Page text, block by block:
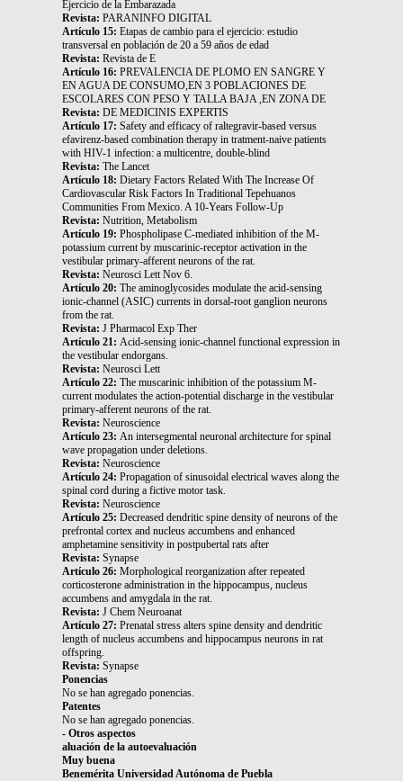
Ejercicio de la Embarazada
Revista: PARANINFO DIGITAL
Artículo 15: Etapas de cambio para el ejercicio: estudio
transversal en población de 20 a 59 años de edad
Revista: Revista de E
Artículo 16: PREVALENCIA DE PLOMO EN SANGRE Y
EN AGUA DE CONSUMO,EN 3 POBLACIONES DE
ESCOLARES CON PESO Y TALLA BAJA ,EN ZONA DE
Revista: DE MEDICINIS EXPERTIS
Artículo 17: Safety and efficacy of raltegravir-based versus
efavirenz-based combination therapy in tratment-naive patients
with HIV-1 infection: a multicentre, double-blind
Revista: The Lancet
Artículo 18: Dietary Factors Related With The Increase Of
Cardiovascular Risk Factors In Traditional Tepehuanos
Communities From Mexico. A 10-Years Follow-Up
Revista: Nutrition, Metabolism
Artículo 19: Phospholipase C-mediated inhibition of the M-
potassium current by muscarinic-receptor activation in the
vestibular primary-afferent neurons of the rat.
Revista: Neurosci Lett Nov 6.
Artículo 20: The aminoglycosides modulate the acid-sensing
ionic-channel (ASIC) currents in dorsal-root ganglion neurons
from the rat.
Revista: J Pharmacol Exp Ther
Artículo 21: Acid-sensing ionic-channel functional expression in
the vestibular endorgans.
Revista: Neurosci Lett
Artículo 22: The muscarinic inhibition of the potassium M-
current modulates the action-potential discharge in the vestibular
primary-afferent neurons of the rat.
Revista: Neuroscience
Artículo 23: An intersegmental neuronal architecture for spinal
wave propagation under deletions.
Revista: Neuroscience
Artículo 24: Propagation of sinusoidal electrical waves along the
spinal cord during a fictive motor task.
Revista: Neuroscience
Artículo 25: Decreased dendritic spine density of neurons of the
prefrontal cortex and nucleus accumbens and enhanced
amphetamine sensitivity in postpubertal rats after
Revista: Synapse
Artículo 26: Morphological reorganization after repeated
corticosterone administration in the hippocampus, nucleus
accumbens and amygdala in the rat.
Revista: J Chem Neuroanat
Artículo 27: Prenatal stress alters spine density and dendritic
length of nucleus accumbens and hippocampus neurons in rat
offspring.
Revista: Synapse
Ponencias
No se han agregado ponencias.
Patentes
No se han agregado ponencias.
- Otros aspectos
aluación de la autoevaluación
Muy buena
Benemérita Universidad Autónoma de Puebla